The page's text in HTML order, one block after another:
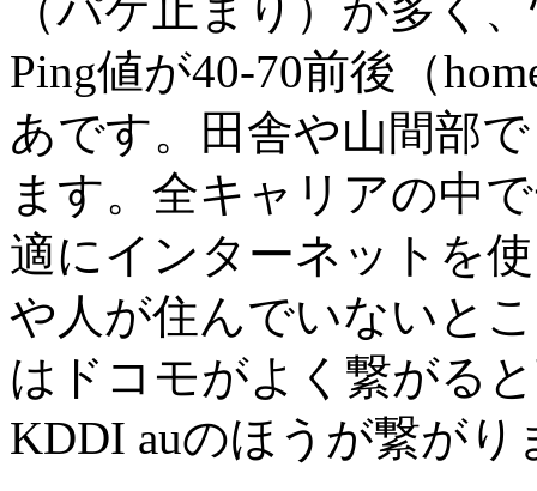
（パケ止まり）が多く
Ping値が40-70前後（
あです。田舎や山間部
ます。全キャリアの中
適にインターネットを
や人が住んでいないと
はドコモがよく繋がる
KDDI auのほうが繋がり